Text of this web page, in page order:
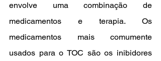
envolve uma combinação de
medicamentos e terapia. Os
medicamentos mais comumente
usados para o TOC são os inibidores